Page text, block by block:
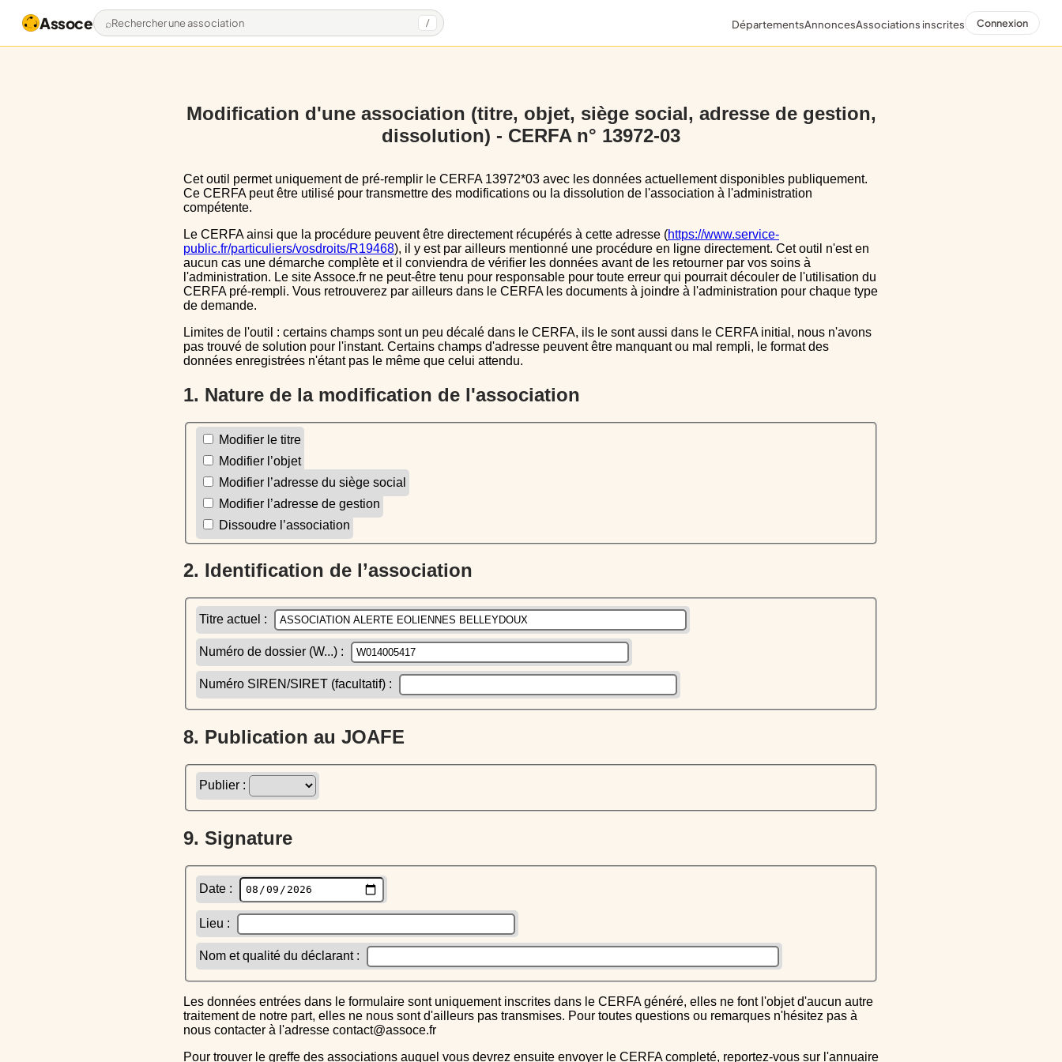
Assoce Rechercher une association / DépartementsAnnoncesAssociations inscrites Connexion
Modification d'une association (titre, objet, siège social, adresse de gestion,
dissolution) - CERFA n° 13972-03
Cet outil permet uniquement de pré-remplir le CERFA 13972*03 avec les données actuellement disponibles publiquement.
Ce CERFA peut être utilisé pour transmettre des modifications ou la dissolution de l'association à l'administration
compétente.
Le CERFA ainsi que la procédure peuvent être directement récupérés à cette adresse (https://www.service-
public.fr/particuliers/vosdroits/R19468), il y est par ailleurs mentionné une procédure en ligne directement. Cet outil n'est en
aucun cas une démarche complète et il conviendra de vérifier les données avant de les retourner par vos soins à
l'administration. Le site Assoce.fr ne peut-être tenu pour responsable pour toute erreur qui pourrait découler de l'utilisation du
CERFA pré-rempli. Vous retrouverez par ailleurs dans le CERFA les documents à joindre à l'administration pour chaque type
de demande.
Limites de l'outil : certains champs sont un peu décalé dans le CERFA, ils le sont aussi dans le CERFA initial, nous n'avons
pas trouvé de solution pour l'instant. Certains champs d'adresse peuvent être manquant ou mal rempli, le format des
données enregistrées n'étant pas le même que celui attendu.
1. Nature de la modification de l'association
Modifier le titre
Modifier l’objet
Modifier l’adresse du siège social
Modifier l’adresse de gestion
Dissoudre l’association
2. Identification de l’association
Titre actuel :
Numéro de dossier (W...) :
Numéro SIREN/SIRET (facultatif) :
8. Publication au JOAFE
Publier :
9. Signature
Date :
Lieu :
Nom et qualité du déclarant :
Les données entrées dans le formulaire sont uniquement inscrites dans le CERFA généré, elles ne font l'objet d'aucun autre
traitement de notre part, elles ne nous sont d'ailleurs pas transmises. Pour toutes questions ou remarques n'hésitez pas à
nous contacter à l'adresse contact@assoce.fr
Pour trouver le greffe des associations auquel vous devrez ensuite envoyer le CERFA completé, reportez-vous sur l'annuaire